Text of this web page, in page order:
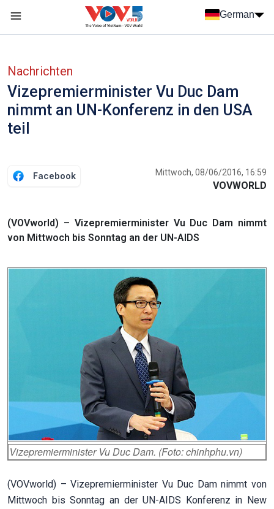
German
Nachrichten
Vizepremierminister Vu Duc Dam
nimmt an UN-Konferenz in den USA
teil
Facebook Mittwoch, 08/06/2016, 16:59
VOVWORLD
(VOVworld) – Vizepremierminister Vu Duc Dam nimmt
von Mittwoch bis Sonntag an der UN-AIDS
Vizepremierminister Vu Duc Dam. (Foto: chinhphu.vn)
(VOVworld) – Vizepremierminister Vu Duc Dam nimmt von
Mittwoch bis Sonntag an der UN-AIDS Konferenz in New